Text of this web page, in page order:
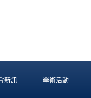
新訊 學術活動